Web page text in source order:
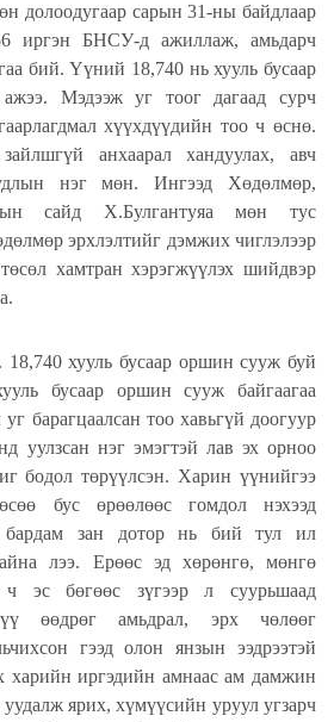
долоодугаар сарын 31-ны байдлаар
иргэн БНСУ-д ажиллаж, амьдарч
бий. Үүний 18,740 нь хууль бусаар
Мэдээж уг тоог дагаад сурч
хүүхдүүдийн тоо ч өснө.
анхаарал хандуулах, авч
нэг мөн. Ингээд Хөдөлмөр,
сайд Х.Булгантуяа мөн тус
эрхлэлтийг дэмжих чиглэлээр
хамтран хэрэгжүүлэх шийдвэр
18,740 хууль бусаар оршин сууж буй
бусаар оршин сууж байгаагаа
уг барагцаалсан тоо хавьгүй доогуур
уулзсан нэг эмэгтэй лав эх орноо
бодол төрүүлсэн. Харин үүнийгээ
бус өрөөлөөс гомдол нэхээд
бардам зан дотор нь бий тул ил
лээ. Ерөөс эд хөрөнгө, мөнгө
эс бөгөөс зүгээр л суурьшаад
өөдрөг амьдрал, эрх чөлөөг
гээд олон янзын ээдрээтэй
харийн иргэдийн амнаас ам дамжин
ярих, хүмүүсийн уруул угзарч